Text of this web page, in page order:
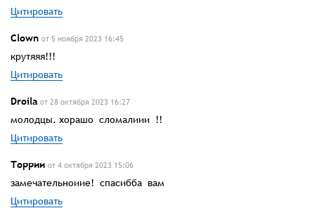
Цитировать
Clown от 5 ноября 2023 16:45
крутяяя!!!
Цитировать
Droila от 28 октября 2023 16:27
молодцы. хорашо сломалиии !!
Цитировать
Торрии от 4 октября 2023 15:06
замечательноиие! спасибба вам
Цитировать